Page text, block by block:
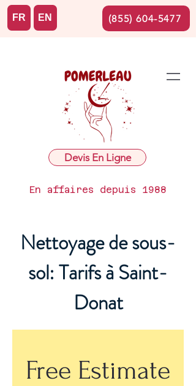
Devis En Ligne
En affaires depuis 1988
FR EN (855) 604-5477
Nettoyage de sous-
sol: Tarifs à Saint-
Donat
Free Estimate